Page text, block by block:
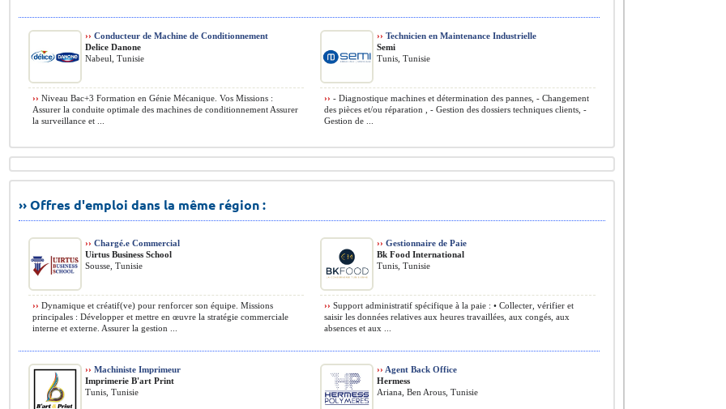
›› Conducteur de Machine de Conditionnement
Delice Danone
Nabeul, Tunisie
›› Niveau Bac+3 Formation en Génie Mécanique. Vos Missions :
Assurer la conduite optimale des machines de conditionnement Assurer
la surveillance et ...
›› Technicien en Maintenance Industrielle
Semi
Tunis, Tunisie
›› - Diagnostique machines et détermination des pannes, - Changement
des pièces et/ou réparation , - Gestion des dossiers techniques clients, -
Gestion de ...
›› Offres d'emploi dans la même région :
›› Chargé.e Commercial
Uirtus Business School
Sousse, Tunisie
›› Dynamique et créatif(ve) pour renforcer son équipe. Missions
principales : Développer et mettre en œuvre la stratégie commerciale
interne et externe. Assurer la gestion ...
›› Gestionnaire de Paie
Bk Food International
Tunis, Tunisie
›› Support administratif spécifique à la paie : • Collecter, vérifier et
saisir les données relatives aux heures travaillées, aux congés, aux
absences et aux ...
›› Machiniste Imprimeur
Imprimerie B'art Print
Tunis, Tunisie
›› Agent Back Office
Hermess
Ariana, Ben Arous, Tunisie